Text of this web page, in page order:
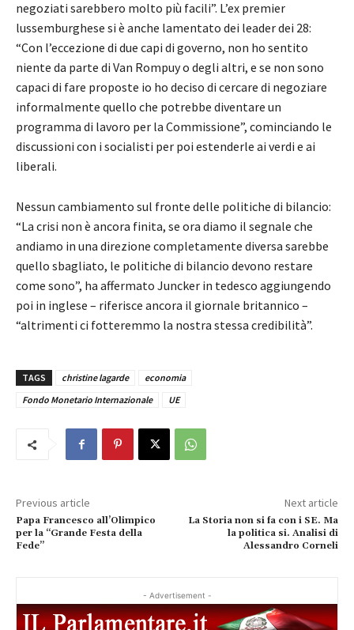
negoziati sarebbero molto più facili”. L’ex premier
lussemburghese si è anche lamentato dei leader dei 28:
“Con l’eccezione di due capi di governo, non ho sentito
niente da parte di Van Rompuy o degli altri, e se non sono
capaci di fare proposte io ho deciso di cercare di negoziare
informalmente quello che potrebbe diventare un
programma di lavoro per la Commissione”, cominciando le
discussioni con i socialisti per poi estenderle ai verdi e ai
liberali.
Nessun cambiamento sul fronte delle politiche di bilancio:
“La crisi non è ancora finita, se ora diamo il segnale che
andiamo in una direzione completamente diversa sarebbe
quello sbagliato, le politiche di bilancio devono restare
come sono”, ha affermato Juncker in tedesco aggiungendo
poi in inglese – riferisce ancora il giornale britannico –
“altrimenti ci fotteremmo la nostra stessa credibilità”.
TAGS christine lagarde
economia
Fondo Monetario Internazionale
UE
Previous article
Papa Francesco all’Olimpico
per la “Grande Festa della
Fede”
Next article
La Storia non si fa con i SE. Ma
la politica si. Analisi di
Alessandro Corneli
- Advertisement -